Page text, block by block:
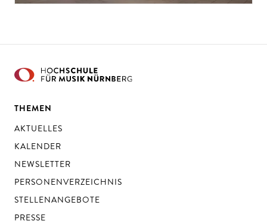
THEMEN
AKTUELLES
KALENDER
NEWSLETTER
PERSONENVERZEICHNIS
STELLENANGEBOTE
PRESSE